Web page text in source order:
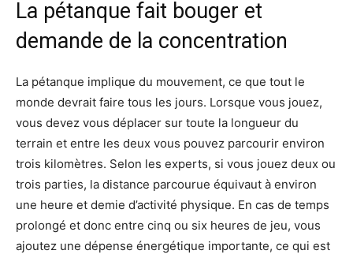
La pétanque fait bouger et
demande de la concentration
La pétanque implique du mouvement, ce que tout le
monde devrait faire tous les jours. Lorsque vous jouez,
vous devez vous déplacer sur toute la longueur du
terrain et entre les deux vous pouvez parcourir environ
trois kilomètres. Selon les experts, si vous jouez deux ou
trois parties, la distance parcourue équivaut à environ
une heure et demie d’activité physique. En cas de temps
prolongé et donc entre cinq ou six heures de jeu, vous
ajoutez une dépense énergétique importante, ce qui est